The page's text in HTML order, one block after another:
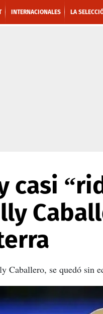
INTERNACIONALES LA
casi
se quedó sin